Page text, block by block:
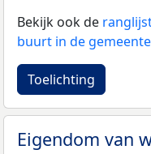
Bekijk ook de
buurt in de
Toelichting
Eigendom van